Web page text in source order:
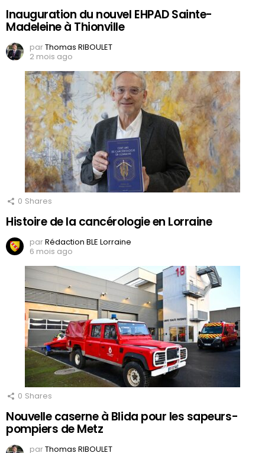
Inauguration du nouvel EHPAD Sainte-
Madeleine à Thionville
parThomas RIBOULET
2 mois ago
0 Shares
Histoire de la cancérologie en Lorraine
parRédaction BLE Lorraine
6 mois ago
0 Shares
Nouvelle caserne à Blida pour les sapeurs-
pompiers de Metz
parThomas RIBOULET